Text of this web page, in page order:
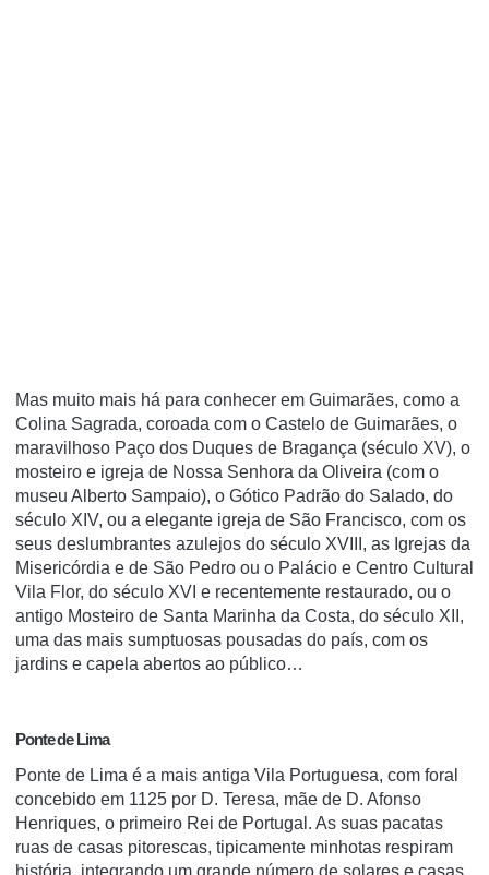
Mas muito mais há para conhecer em Guimarães, como a
Colina Sagrada, coroada com o Castelo de Guimarães, o
maravilhoso Paço dos Duques de Bragança (século XV), o
mosteiro e igreja de Nossa Senhora da Oliveira (com o
museu Alberto Sampaio), o Gótico Padrão do Salado, do
século XIV, ou a elegante igreja de São Francisco, com os
seus deslumbrantes azulejos do século XVIII, as Igrejas da
Misericórdia e de São Pedro ou o Palácio e Centro Cultural
Vila Flor, do século XVI e recentemente restaurado, ou o
antigo Mosteiro de Santa Marinha da Costa, do século XII,
uma das mais sumptuosas pousadas do país, com os
jardins e capela abertos ao público…
Ponte de Lima
Ponte de Lima é a mais antiga Vila Portuguesa, com foral
concebido em 1125 por D. Teresa, mãe de D. Afonso
Henriques, o primeiro Rei de Portugal. As suas pacatas
ruas de casas pitorescas, tipicamente minhotas respiram
história, integrando um grande número de solares e casas